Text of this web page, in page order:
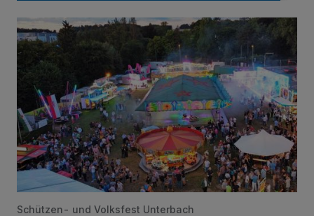
Vier Tage mit vollem Programm
Schützen- und Volksfest Unterbach